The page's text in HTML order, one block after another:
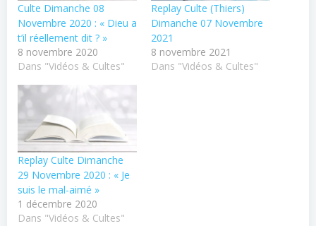
Culte Dimanche 08
Novembre 2020 : « Dieu a
t’il réellement dit ? »
8 novembre 2020
Dans "Vidéos & Cultes"
Replay Culte (Thiers)
Dimanche 07 Novembre
2021
8 novembre 2021
Dans "Vidéos & Cultes"
Replay Culte Dimanche
29 Novembre 2020 : « Je
suis le mal-aimé »
1 décembre 2020
Dans "Vidéos & Cultes"